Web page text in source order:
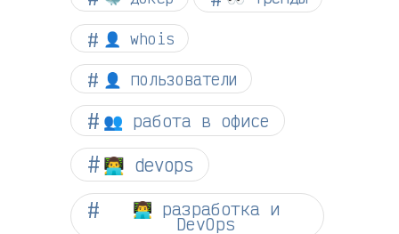
👤 whois
👤 пользователи
👥 работа в офисе
👨‍💻 devops
👨‍💻 разработка и
DevOps